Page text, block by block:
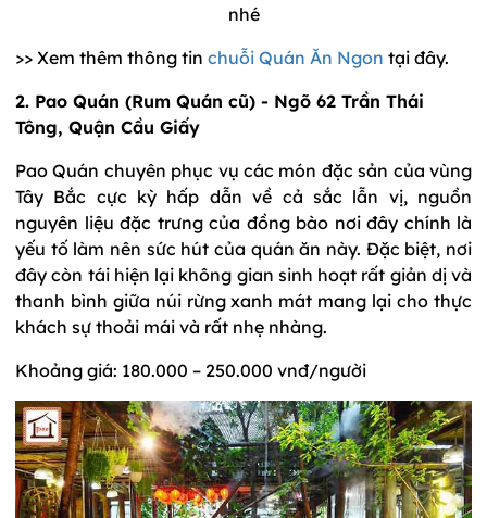
nhé
>> Xem thêm thông tin chuỗi Quán Ăn Ngon tại đây.
2. Pao Quán (Rum Quán cũ) - Ngõ 62 Trần Thái
Tông, Quận Cầu Giấy
Pao Quán chuyên phục vụ các món đặc sản của vùng
Tây Bắc cực kỳ hấp dẫn về cả sắc lẫn vị, nguồn
nguyên liệu đặc trưng của đồng bào nơi đây chính là
yếu tố làm nên sức hút của quán ăn này. Đặc biệt, nơi
đây còn tái hiện lại không gian sinh hoạt rất giản dị và
thanh bình giữa núi rừng xanh mát mang lại cho thực
khách sự thoải mái và rất nhẹ nhàng.
Khoảng giá: 180.000 – 250.000 vnđ/người